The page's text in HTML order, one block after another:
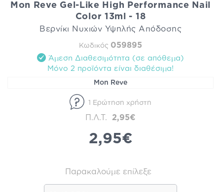
Mon Reve Gel-Like High Performance Nail
Color 13ml - 18
Βερνίκι Νυχιών Υψηλής Απόδοσης
Κωδικός 059895
Άμεση Διαθεσιμότητα (σε απόθεμα)
Mόνο 2 προϊόντα είναι διαθέσιμα!
Mon Reve
1 Ερώτηση χρήστη
Π.Λ.Τ. 2,95€
2,95€
Παρακαλούμε επίλεξε